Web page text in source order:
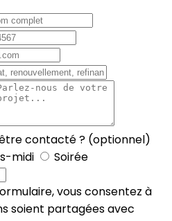
contacté ? (optionnel)
midi Soirée
vous consentez à
soient partagées avec